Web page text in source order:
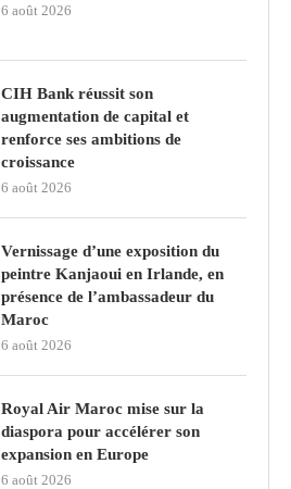
6 août 2026
CIH Bank réussit son
augmentation de capital et
renforce ses ambitions de
croissance
6 août 2026
Vernissage d’une exposition du
peintre Kanjaoui en Irlande, en
présence de l’ambassadeur du
Maroc
6 août 2026
Royal Air Maroc mise sur la
diaspora pour accélérer son
expansion en Europe
6 août 2026